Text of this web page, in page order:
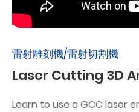
雷射雕刻機/雷射切割機
Laser Cutting 3D
Learn to use a GCC laser